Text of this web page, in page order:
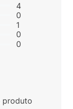
4
0
1
0
0
produto